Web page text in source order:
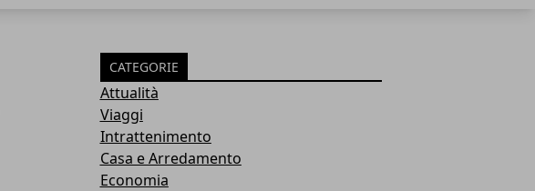
CATEGORIE
Attualità
Viaggi
Intrattenimento
Casa e Arredamento
Economia